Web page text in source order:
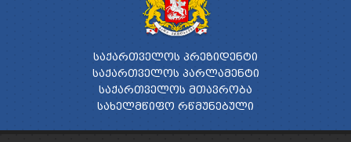
ᲡᲐᲥᲐᲠᲗᲕᲔᲚᲝᲡ ᲞᲠᲔᲖᲘᲓᲔᲜᲢᲘ
ᲡᲐᲥᲐᲠᲗᲕᲔᲚᲝᲡ ᲞᲐᲠᲚᲐᲛᲔᲜᲢᲘ
ᲡᲐᲥᲐᲠᲗᲕᲔᲚᲝᲡ ᲛᲗᲐᲕᲠᲝᲑᲐ
ᲡᲐᲮᲔᲚᲛᲬᲘᲤᲝ ᲠᲬᲛᲣᲜᲔᲑᲣᲚᲘ